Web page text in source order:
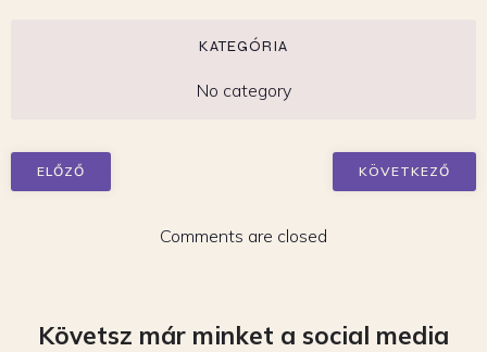
KATEGÓRIA
No category
ELŐZŐ KÖVETKEZŐ
Comments are closed
Követsz már minket a social media